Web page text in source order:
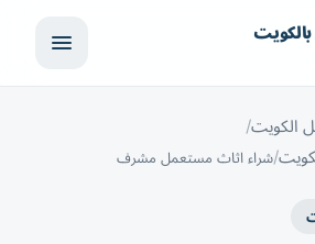
الكويت
شراء اثاث مستعمل مشرف